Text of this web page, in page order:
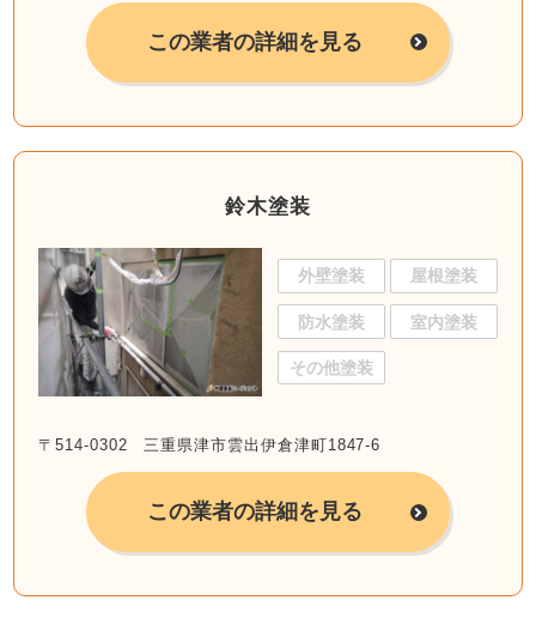
この業者の詳細を見る
鈴木塗装
外壁塗装 屋根塗装
防水塗装 室内塗装
その他塗装
〒514-0302 三重県津市雲出伊倉津町1847-6
この業者の詳細を見る